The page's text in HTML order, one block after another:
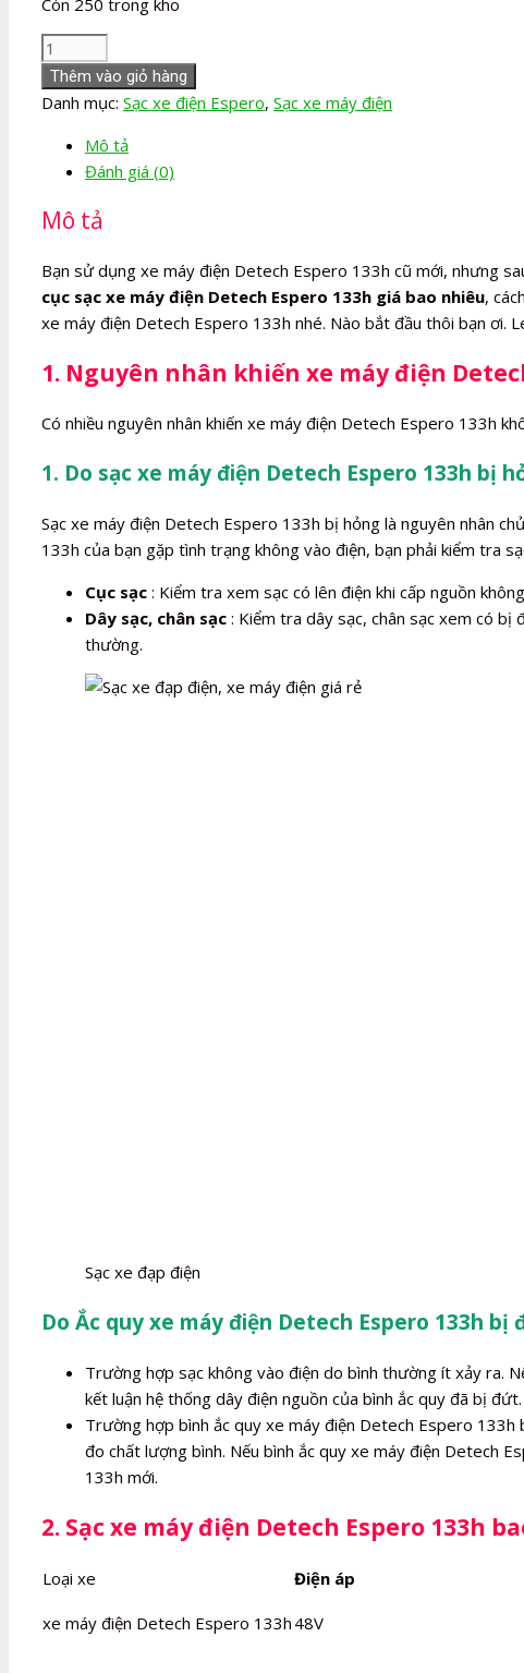
Sạc
xe
máy
Detech
Espero
số
Thêm vào giỏ hàng
Danh mục: Sạc xe điện Espero, Sạc xe máy điện
Mô tả
Đánh giá (0)
Mô tả
Bạn sử dụng xe máy điện Detech Espero 133h cũ mới, nhưng
cục sạc xe máy điện Detech Espero 133h giá bao nhiêu,
xe máy điện Detech Espero 133h nhé. Nào bắt đầu thôi bạn ơi.
1. Nguyên nhân khiến xe máy điện
Có nhiều nguyên nhân khiến xe máy điện Detech Espero 133h
1. Do sạc xe máy điện Detech Espero 133h bị
Sạc xe máy điện Detech Espero 133h bị hỏng là nguyên nhân
133h của bạn gặp tình trạng không vào điện, bạn phải kiểm tra
Cục sạc : Kiểm tra xem sạc có lên điện khi cấp nguồn
Dây sạc, chân sạc : Kiểm tra dây sạc, chân sạc xem có bị
thường.
Sạc xe đạp điện
Do Ắc quy xe máy điện Detech Espero 133h bị
Trường hợp sạc không vào điện do bình thường ít xảy ra.
kết luận hệ thống dây điện nguồn của bình ắc quy đã bị
Trường hợp bình ắc quy xe máy điện Detech Espero
đo chất lượng bình. Nếu bình ắc quy xe máy điện Detech
133h mới.
2. Sạc xe máy điện Detech Espero 133h
Loại xe Điện áp
xe máy điện Detech Espero 133h 48V